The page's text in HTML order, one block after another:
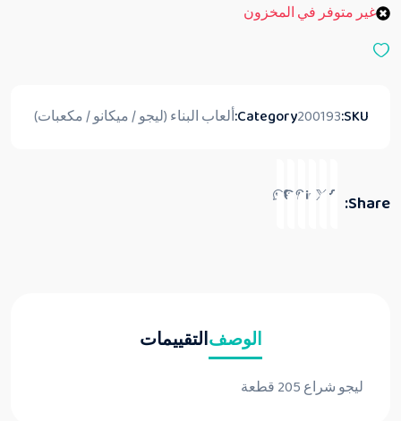
م
ن
غير متوفر في المخزون
SKU:
200193
Category:ألعاب البناء (ليجو / ميكانو / مكعبات)
Share:
الوصفالتقييمات
ليجو شراع 205 قطعة